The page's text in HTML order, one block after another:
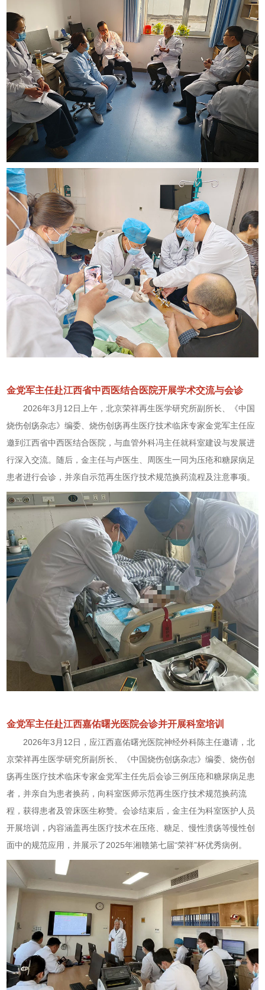
金党军主任赴江西省中西医结合医院开展学术交流与会诊
2026年3月12日上午，北京荣祥再生医学研究所副所长、《中国
烧伤创疡杂志》编委、烧伤创疡再生医疗技术临床专家金党军主任应
邀到江西省中西医结合医院，与血管外科冯主任就科室建设与发展进
行深入交流。随后，金主任与卢医生、周医生一同为压疮和糖尿病足
患者进行会诊，并亲自示范再生医疗技术规范换药流程及注意事项。
金党军主任赴江西嘉佑曙光医院会诊并开展科室培训
2026年3月12日，应江西嘉佑曙光医院神经外科陈主任邀请，北
京荣祥再生医学研究所副所长、《中国烧伤创疡杂志》编委、烧伤创
疡再生医疗技术临床专家金党军主任先后会诊三例压疮和糖尿病足患
者，并亲自为患者换药，向科室医师示范再生医疗技术规范换药流
程，获得患者及管床医生称赞。会诊结束后，金主任为科室医护人员
开展培训，内容涵盖再生医疗技术在压疮、糖足、慢性溃疡等慢性创
面中的规范应用，并展示了2025年湘赣第七届“荣祥”杯优秀病例。